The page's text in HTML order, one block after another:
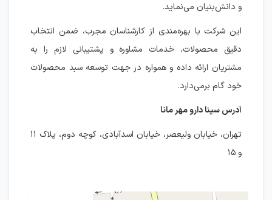
و دانش‌بنیان می‌نماید.
این شرکت با بهره‌مندی از کارشناسان مجرب، ضمن انتخاب
دقیق محصولات، خدمات مشاوره و پشتیبانی لازم را به
مشتریان ارائه داده و همواره در جهت توسعه سبد محصولات
خود گام برمی‌دارد.
آدرس سینا دارو مهر مانا
تهران، خیابان ولیعصر، خیابان اسدآبادی، کوچه دوم، پلاک ۱۱
و ۱۵